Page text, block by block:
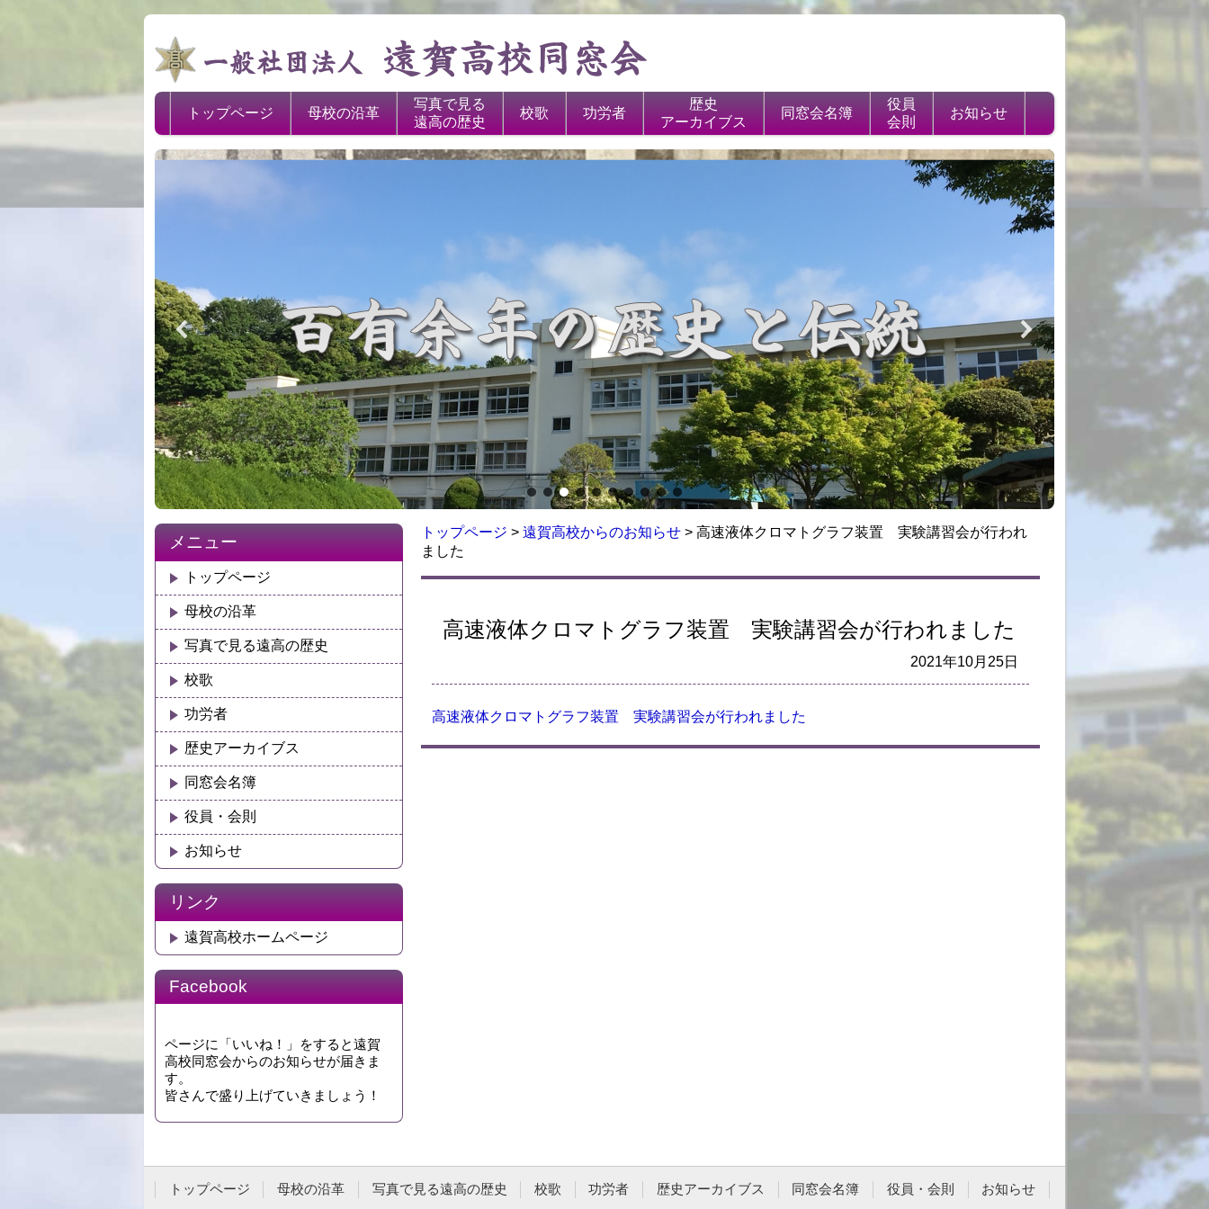
トップページ 母校の沿革
写真で見る
遠高の歴史
校歌 功労者
歴史
アーカイブス
同窓会名簿
役員
会則
お知らせ
トップページ > 遠賀高校からのお知らせ > 高速液体クロマトグラフ装置 実験講習会が行われ
ました
高速液体クロマトグラフ装置 実験講習会が行われました
2021年10月25日
高速液体クロマトグラフ装置 実験講習会が行われました
メニュー
トップページ
母校の沿革
写真で見る遠高の歴史
校歌
功労者
歴史アーカイブス
同窓会名簿
役員・会則
お知らせ
リンク
遠賀高校ホームページ
Facebook
ページに「いいね！」をすると遠賀
高校同窓会からのお知らせが届きま
す。
皆さんで盛り上げていきましょう！
トップページ 母校の沿革 写真で見る遠高の歴史 校歌 功労者 歴史アーカイブス 同窓会名簿 役員・会則 お知らせ